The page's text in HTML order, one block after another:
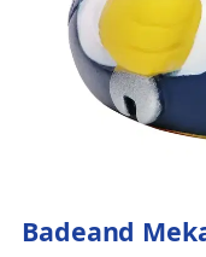
Badeand